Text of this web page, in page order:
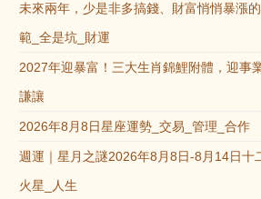
未來兩年，少是非多搞錢、財富悄悄暴漲
範_全是坑_財運
2027年迎暴富！三大生肖錦鯉附體，迎事
謙讓
2026年8月8日星座運勢_交易_管理_合作
週運｜星月之謎2026年8月8日-8月14日十
火星_人生